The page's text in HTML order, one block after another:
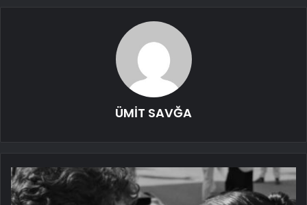
ÜMİT SAVĞA